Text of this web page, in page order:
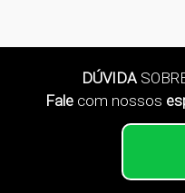
DÚVIDA
Falecom nossos